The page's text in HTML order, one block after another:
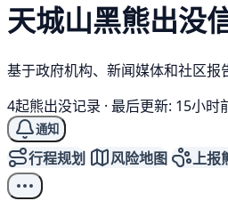
天城山黑熊出没
基于政府机构、新闻媒体和社区报
4起熊出没记录 · 最后更新: 15小时
通知
行程规划 风险地图 上报